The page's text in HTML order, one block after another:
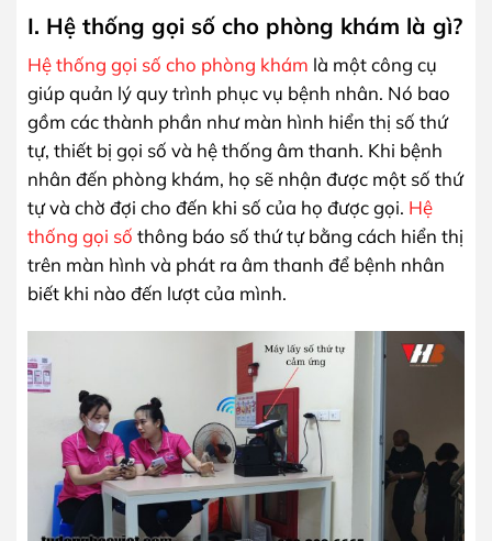
I. Hệ thống gọi số cho phòng khám là gì?
Hệ thống gọi số cho phòng khám là một công cụ
giúp quản lý quy trình phục vụ bệnh nhân. Nó bao
gồm các thành phần như màn hình hiển thị số thứ
tự, thiết bị gọi số và hệ thống âm thanh. Khi bệnh
nhân đến phòng khám, họ sẽ nhận được một số thứ
tự và chờ đợi cho đến khi số của họ được gọi. Hệ
thống gọi số thông báo số thứ tự bằng cách hiển thị
trên màn hình và phát ra âm thanh để bệnh nhân
biết khi nào đến lượt của mình.